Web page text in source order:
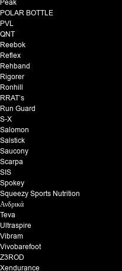
Peak
POLAR BOTTLE
PVL
QNT
Reebok
Reflex
Rehband
Rigorer
Ronhill
RRAT’s
Run Guard
S-X
Salomon
Salstick
Saucony
Scarpa
SIS
Spokey
Squeezy Sports Nutrition
Ανδρικά
Teva
Ultraspire
Vibram
Vivobarefoot
Z3ROD
Xendurance